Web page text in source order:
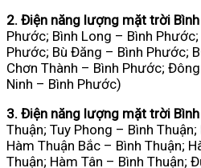
2. Điện năng lượng mặt trời
Phước; Bình Long – Bình
Phước; Bù Đăng – Bình Phước;
Chơn Thành – Bình Phước;
Ninh – Bình Phước)
3. Điện năng lượng mặt trời
Thuận; Tuy Phong – Bình
Hàm Thuận Bắc – Bình Thuận;
Thuận; Hàm Tân – Bình Thuận;